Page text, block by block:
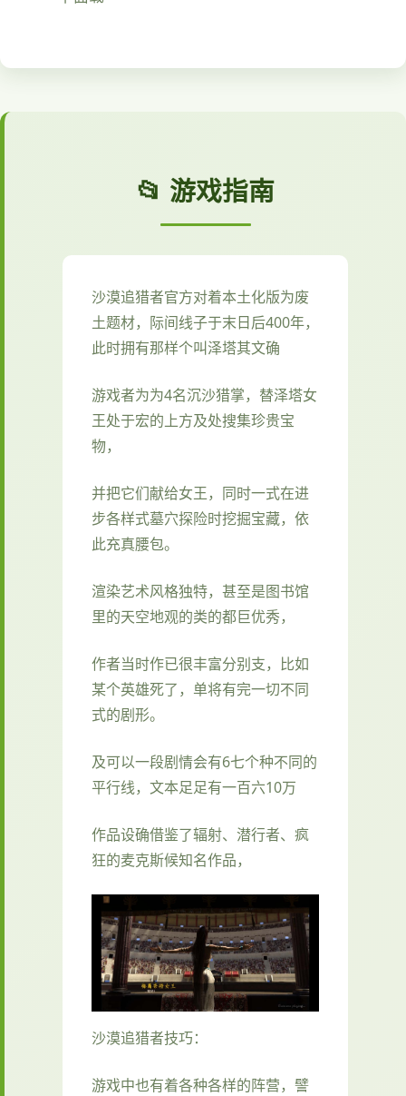
📂 游戏指南
沙漠追猎者官方对着本土化版为废
土题材，际间线子于末日后400年，
此时拥有那样个叫泽塔其文确
游戏者为为4名沉沙猎掌，替泽塔女
王处于宏的上方及处搜集珍贵宝
物，
并把它们献给女王，同时一式在进
步各样式墓穴探险时挖掘宝藏，依
此充真腰包。
渲染艺术风格独特，甚至是图书馆
里的天空地观的类的都巨优秀，
作者当时作已很丰富分别支，比如
某个英雄死了，单将有完一切不同
式的剧形。
及可以一段剧情会有6七个种不同的
平行线，文本足足有一百六10万
作品设确借鉴了辐射、潜行者、疯
狂的麦克斯候知名作品，
沙漠追猎者技巧：
游戏中也有着各种各样的阵营，譬